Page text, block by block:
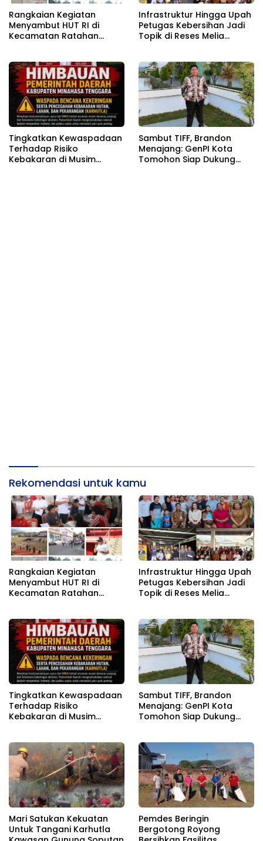
Rangkaian Kegiatan
Menyambut HUT RI di
Kecamatan Ratahan
Infrastruktur Hingga Upah
Petugas Kebersihan Jadi
Topik di Reses Melia
Tingkatkan Kewaspadaan
Terhadap Risiko
Kebakaran di Musim
Sambut TIFF, Brandon
Menajang: ​GenPI Kota
Tomohon Siap Dukung
Rekomendasi untuk kamu
Rangkaian Kegiatan
Menyambut HUT RI di
Kecamatan Ratahan
Infrastruktur Hingga Upah
Petugas Kebersihan Jadi
Topik di Reses Melia
Tingkatkan Kewaspadaan
Terhadap Risiko
Kebakaran di Musim
Sambut TIFF, Brandon
Menajang: ​GenPI Kota
Tomohon Siap Dukung
Mari Satukan Kekuatan
Untuk Tangani Karhutla
Pemdes Beringin
Bergotong Royong